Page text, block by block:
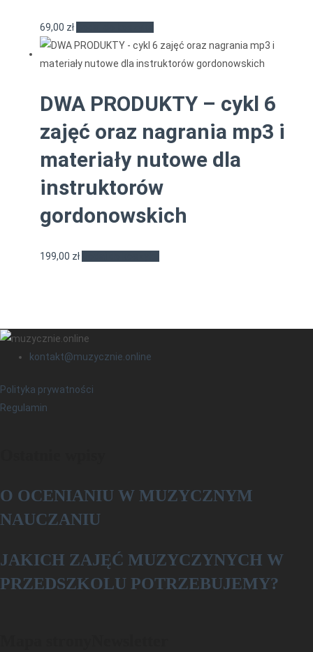
69,00 zł
DWA PRODUKTY – cykl 6
zajęć oraz nagrania mp3 i
materiały nutowe dla
instruktorów
gordonowskich
199,00 zł
kontakt@muzycznie.online
Polityka prywatności
Regulamin
O OCENIANIU W MUZYCZNYM
NAUCZANIU
­­JAKICH ZAJĘĆ MUZYCZYNYCH W
PRZEDSZKOLU POTRZEBUJEMY?